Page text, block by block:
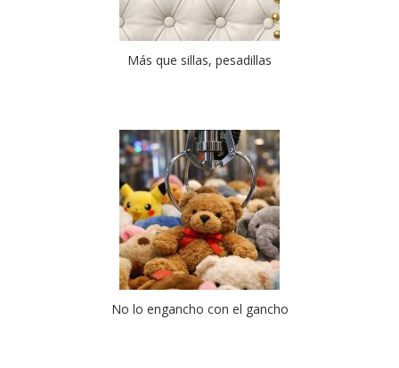
Más que sillas, pesadillas
No lo engancho con el gancho